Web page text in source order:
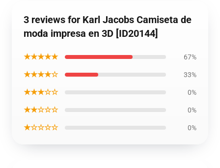
3 reviews for Karl Jacobs Camiseta de
moda impresa en 3D [ID20144]
★★★★★ 67%
★★★★☆ 33%
★★★☆☆ 0%
★★☆☆☆ 0%
★☆☆☆☆ 0%